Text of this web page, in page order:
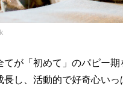
てが「初めて」のパピー
長し、活動的で好奇心いっ